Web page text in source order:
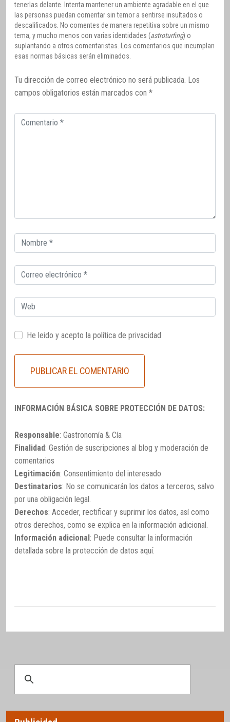
tenerlas delante. Intenta mantener un ambiente agradable en el que
las personas puedan comentar sin temor a sentirse insultados o
descalificados. No comentes de manera repetitiva sobre un mismo
tema, y mucho menos con varias identidades (astroturfing) o
suplantando a otros comentaristas. Los comentarios que incumplan
esas normas básicas serán eliminados.
Tu dirección de correo electrónico no será publicada. Los
campos obligatorios están marcados con *
Comentario
Correo
electrónico
Correo
electrónico
Web
He leido y acepto la política de privacidad
INFORMACIÓN BÁSICA SOBRE PROTECCIÓN DE DATOS:
Responsable: Gastronomía & Cía
Finalidad: Gestión de suscripciones al blog y moderación de
comentarios
Legitimación: Consentimiento del interesado
Destinatarios: No se comunicarán los datos a terceros, salvo
por una obligación legal.
Derechos: Acceder, rectificar y suprimir los datos, así como
otros derechos, como se explica en la información adicional.
Información adicional : Puede consultar la información
detallada sobre la protección de datos aquí.